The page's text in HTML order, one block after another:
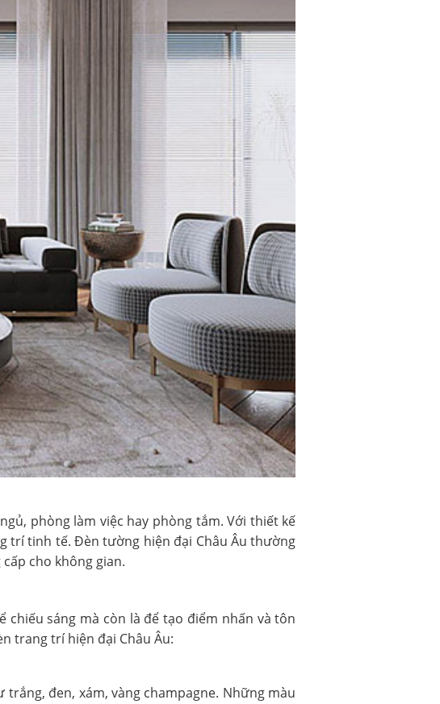
phòng làm việc hay phòng tắm. Với thiết kế
trí tinh tế. Đèn tường hiện đại Châu Âu thường
cho không gian.
chiếu sáng mà còn là để tạo điểm nhấn và tôn
trang trí hiện đại Châu Âu:
đen, xám, vàng champagne. Những màu